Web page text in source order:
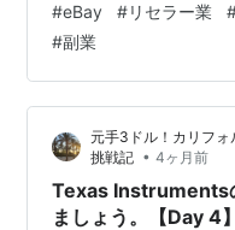
ら、価格は思い切り下
Listingにするというこ
だろうなぁ。今日も何
リスティングの山に埋
い。 3日前に全く同じ
の方は、まだ…
#eBay #リセラー業
#副業
元手3ドル！カリフ
挑戦記 • 4ヶ月前
Texas Instruments
ましょう。【Day 4】